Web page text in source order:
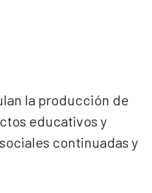
la producción de
educativos y
continuadas y